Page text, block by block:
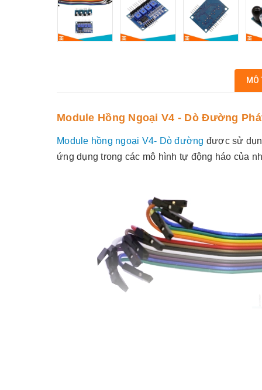
MÔ
Module Hồng Ngoại V4 - Dò Đường
Module hồng ngoại V4- Dò đường được sử
ứng dụng trong các mô hình tự động háo của